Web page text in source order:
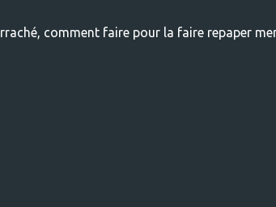
comment faire pour la faire repaper